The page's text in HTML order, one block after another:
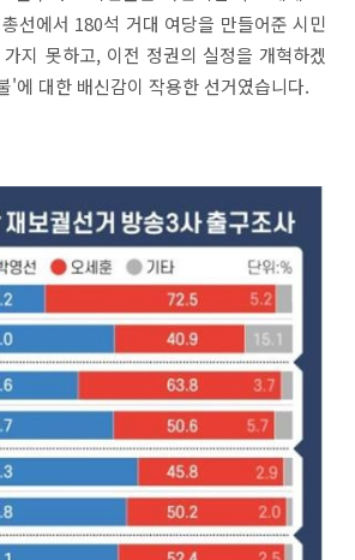
선에서 180석 거대 여당을 만들어준 시민
지 못하고, 이전 정권의 실정을 개혁하겠
'에 대한 배신감이 작용한 선거였습니다.